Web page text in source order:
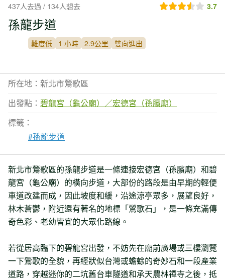
437人去過 / 134人想去 3.7
孫龍步道
難度低 1 小時 2.9公里 雙向進出
所在地：新北市鶯歌區
出發點： 碧龍宮（龜公廟）／宏德宮（孫臏廟）
標籤：
#孫龍步道
新北市鶯歌區的孫龍步道是一條連接宏德宮（孫臏廟）和碧
龍宮（龜公廟）的橫向步道，大部份的路段是由早期的輕便
車道改建而成，因此坡度和緩，沿途涼亭眾多，展望良好，
林木蒼鬱，附近還有著名的地標「鶯歌石」，是一條充滿傳
奇色彩、老幼皆宜的大眾化路線。
若從居高臨下的碧龍宮出發，不妨先在廟前廣場或三樓瀏覽
一下鶯歌的全貌，再經狀似台灣或蟾蜍的奇妙石和一段產業
道路，穿越迷你的二坑舊台車隧道和承天農林禪寺之後，抵